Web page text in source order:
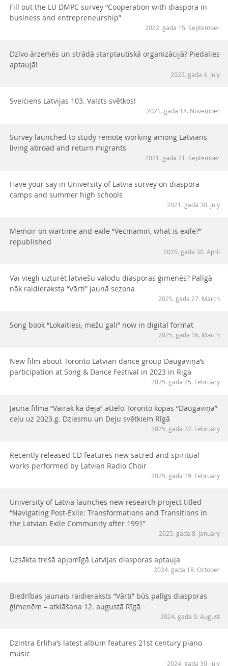
Fill out the LU DMPC survey “Cooperation with diaspora in
business and entrepreneurship”
2022. gada 15. September
Dzīvo ārzemēs un strādā starptautiskā organizācijā? Piedalies
aptaujā!
2022. gada 4. July
Sveiciens Latvijas 103. Valsts svētkos!
2021. gada 18. November
Survey launched to study remote working among Latvians
living abroad and return migrants
2021. gada 21. September
Have your say in University of Latvia survey on diaspora
camps and summer high schools
2021. gada 30. July
Memoir on wartime and exile “Vecmamin, what is exile?”
republished
2025. gada 30. April
Vai viegli uzturēt latviešu valodu diasporas ģimenēs? Palīgā
nāk raidieraksta “Vārti” jaunā sezona
2025. gada 27. March
Song book “Lokaitiesi, mežu gali” now in digital format
2025. gada 16. March
New film about Toronto Latvian dance group Daugaviņa’s
participation at Song & Dance Festival in 2023 in Riga
2025. gada 25. February
Jauna filma “Vairāk kā deja” attēlo Toronto kopas “Daugaviņa”
ceļu uz 2023.g. Dziesmu un Deju svētkiem Rīgā
2025. gada 22. February
Recently released CD features new sacred and spiritual
works performed by Latvian Radio Choir
2025. gada 19. February
University of Latvia launches new research project titled
“Navigating Post-Exile: Transformations and Transitions in
the Latvian Exile Community after 1991”
2025. gada 8. January
Uzsākta trešā apjomīgā Latvijas diasporas aptauja
2024. gada 18. October
Biedrības jaunais raidieraksts “Vārti” būs palīgs diasporas
ģimenēm – atklāšana 12. augustā Rīgā
2024. gada 9. August
Dzintra Erliha’s latest album features 21st century piano
music
2024. gada 30. July